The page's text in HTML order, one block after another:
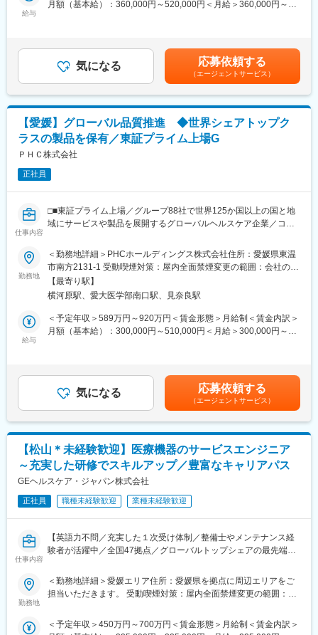
研究開発へのサポートを通して貢献しています。
と移ります。お客様のリクエストも変化するため、飽きることが
なく業務を行うことができます。
・先進医療分野での提案活動を通じて、社会インフラに貢献する
お仕事になります。
変更の範囲：無
担い、将来的にはスマートファクトリーの中核を担っていただき
ます。
・API連携によるデータ収集・統合システム構築
・SQLを用いたデータ処理・データ基盤開発
・設備データ（PLC／IoT）との連携・データ取得基盤構築
・画像処理（OpenCV等）を用いた検査・認識機能の実装
・AI／機械学習モデルを業務システムへ組み込む開発
・業務プロセスの自動化ツール開発
・要件定義～設計～実装～運用までの一気通貫対応
※本ポジションは、分析専任ではなく
「分析結果を現場で動く仕組みに実装する」開発ポジションで
す
■働き方
・週1～2回の在宅勤務可能
・国内出張：2か月に1回程度（1回3日程度）
・海外出張：なし
■組織構成
・技術ソリューション推進課：１４名（課長以下１３名）：工場
のソフトウェアにかかかわる機能を担う組織。共通技術係、分析
技術係の2つの課に分かれており、今回は共通技術係に配属となり
ます。
※愛媛県東温市での暮らしや仕事に関する社員インタビューはこち
ら：https://www.phchd.com/jp/phc/job/career/best-job-life
変更の範囲：当社業務全般
給与
月額（基本給）：360,000円～520,000円＜月給＞360,000円～
があります。月給(月額)は固定手当を含めた表記です。
気になる 応募依頼する
（エージェントサービス）
【愛媛】グローバル品質推進 ◆世界シェアトップク
ラスの製品を保有／東証プライム上場G
ＰＨＣ株式会社
正社員
仕事内容
□■東証プライム上場／グループ88社で世界125か国以上の国と地
域にサービスや製品を展開するグローバルヘルスケア企業／コロ
野で事業成長□■
■業務内容：
グループ全体の品質戦略と品質ガバナンスの企画と推進役を担
い、グループ会社の品質活動の目指すべき姿を定義しつつ、必要
な取り組みを企画し実行、推進していく。具体的には、品質基準
の遵守支援、品質KPIのモニタリング、グローバル人財ネットワー
プ全体に浸透させる。また必要に応じてグローバル品質戦略を策
定し、実行、推進する。
する。
（3）グローバル品質ネットワークの構築：
グローバル拠点との情報共有・意識向上できる体制を構築し、ネ
ットワークを通じたベストプラクティスの共有や問題解決を推
進。
（4）品質リスクマネジメント：
品質リスクの可視化と予防的対応策の提案。リスク管理業務を推
進。
コンプライアンス問題の未然防止活動。
（5）品質文化の醸成：
品質を向上させる仕組みを構築する。
・配属：PHCHD 品質・法規管理部 品質統括課
勤務地
＜勤務地詳細＞PHCホールディングス株式会社住所：愛媛県東温
市南方2131-1 受動喫煙対策：屋内全面禁煙変更の範囲：会社の定
める事業所（リモートワーク含む）
【最寄り駅】
横河原駅、愛大医学部南口駅、見奈良駅
給与
＜予定年収＞589万円～920万円＜賃金形態＞月給制＜賃金内訳＞
月額（基本給）：300,000円～510,000円＜月給＞300,000円～
円 15時間/月の残業手当込み月給：30万～51万円 別途残業手
当支給有賃金はあくまでも目安の金額であり、選考を通じて上下
する可能性があります。月給(月額)は固定手当を含めた表記です。
気になる 応募依頼する
（エージェントサービス）
【松山＊未経験歓迎】医療機器のサービスエンジニア
～充実した研修でスキルアップ／豊富なキャリアパス
GEヘルスケア・ジャパン株式会社
正社員 職種未経験歓迎 業種未経験歓迎
仕事内容
【英語力不問／充実した１次受け体制／整備士やメンテナンス経
験者が活躍中／全国47拠点／グローバルトップシェアの最先端医
■業務内容：
医療画像診断装置（CT,MRI）、超音波診断装置や麻酔器
・医療装置の保守 修理、点検等メンテナンス
勤務地
＜勤務地詳細＞愛媛エリア住所：愛媛県を拠点に周辺エリアをご
担当いただきます。 受動喫煙対策：屋内全面禁煙変更の範囲：会
＜予定年収＞450万円～700万円＜賃金形態＞月給制＜賃金内訳＞